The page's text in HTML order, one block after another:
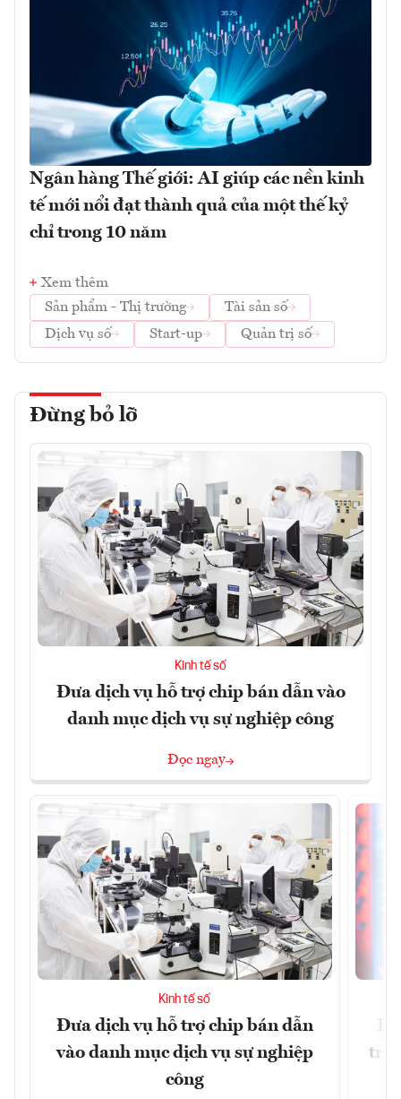
Ngân hàng Thế giới: AI giúp các nền kinh
tế mới nổi đạt thành quả của một thế kỷ
chỉ trong 10 năm
Xem thêm
Sản phẩm - Thị trường
Tài sản số
Dịch vụ số
Start-up Quản trị số
Đừng bỏ lỡ
Kinh tế số
Đưa dịch vụ hỗ trợ chip bán dẫn vào
danh mục dịch vụ sự nghiệp công
Đọc ngay
Kinh tế số
Đưa dịch vụ hỗ trợ chip bán dẫn
vào danh mục dịch vụ sự nghiệp
công
trị